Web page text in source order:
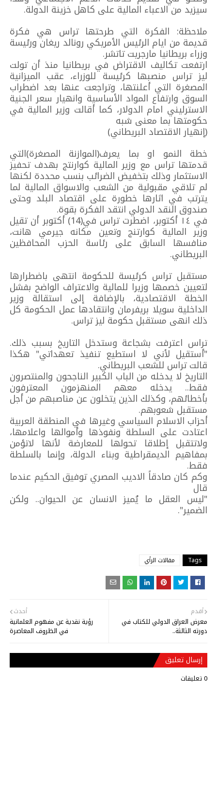
سيزيد من الاعباء المالية على كاهل خزينة الدولة.
ملاحظة: الفكرة التي طرحتها تراس هي فكرة
قديمة من ايام الرئيس الأمريكي رونالد ريغان ورئيسة
وزراء بريطانيا مارجريت تاتشر.
ارتفعت تكاليف الاقتراض في بريطانيا منذ أن تولت
ليز تراس منصبها كرئيسة للوزراء، عقب الميزانية
المصغرة التي أعلنتها، وتراجعت عنها بعد اضطراب
السوق وارتفاع المواد الأساسية وانهيار سعر الجنية
الاسترليني امام الدولار، كما أقالت وزير المالية في
حكومتها بما معنى شبه
(إنهيار الاقتصاد البريطاني)
خطة النمو او بما يعرف(الموازنة المصغرة)التي
قدمتها تراس مع وزير المالية كوارنتج بهدف تحفيز
الاستثمار وذلك بتخفيض الضرائب بنسب محددة لكنها
لم تلاقي مقبولية من الشعب والاسواق المالية لما
يترتب في اثارها خطورة على اقتصاد البلد وحتى
صندوق النقد الدولي انتقد الفكرة بقوة.
في ١٤ أكتوبر، اضطرت تراس في(14) أكتوبر أن تقيل
وزير المالية كوارتنج وتعين مكانه جيرمي هانت،
منافسها السابق على رئاسة الحزب المحافظين
البريطاني.
مستقبل تراس كرئيسة للحكومة انتهى باضطرارها
لتعيين خصمها وزيرا للمالية والاعتراف الواضح بفشل
الخطة الاقتصادية، بالإضافة إلى استقالة وزير
الداخلية سويلا بريفرمان وانتقادها عمل الحكومة كل
ذلك انهى مستقبل حكومة ليز تراس.
تراس اعترفت بشجاعة وستدخل التاريخ بسبب ذلك.
"أستقيل لأني لا استطيع تنفيذ تعهداتي" هكذا
قالت تراس للشعب البريطاني.
التاريخ لا يدخله من الباب الكبير الناجحون والمنتصرون
فقط.. يدخله معهم المنهزمون المعترفون
بأخطائهم، وكذلك الذين يتخلون عن مناصبهم من أجل
مستقبل شعوبهم.
أحزاب الاسلام السياسي وغيرها في المنطقة العربية
اعتادت على السلطة ونفوذها وأموالها واعلامها،
ولاتتقبل إطلاقا تحولها للمعارضة لأنها لاتؤمن
بمفاهيم الديمقراطية وبناء الدولة، وإنما بالسلطة
فقط.
وكم كان صادقاً الاديب المصري توفيق الحكيم عندما
قال
"ليس العقل ما يُميز الانسان عن الحيوان.. ولكن
الضمير".
Tags مقالات الرأي
أحدث
رؤية نقدية عن مفهوم العلمانية
في الظروف المعاصرة
أقدم
معرض العراق الدولي للكتاب في
دورته الثالثة..
إرسال تعليق
0 تعليقات